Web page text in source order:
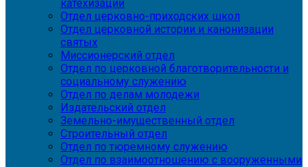
катехизации
Отдел церковно-приходских школ
Отдел церковной истории и канонизации
святых
Миссионерский отдел
Отдел по церковной благотворительности и
социальному служению
Отдел по делам молодежи
Издательский отдел
Земельно-имущественный отдел
Строительный отдел
Отдел по тюремному служению
Отдел по взаимоотношению с вооруженными